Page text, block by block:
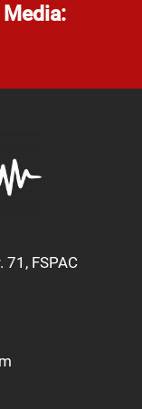
71, FSPAC